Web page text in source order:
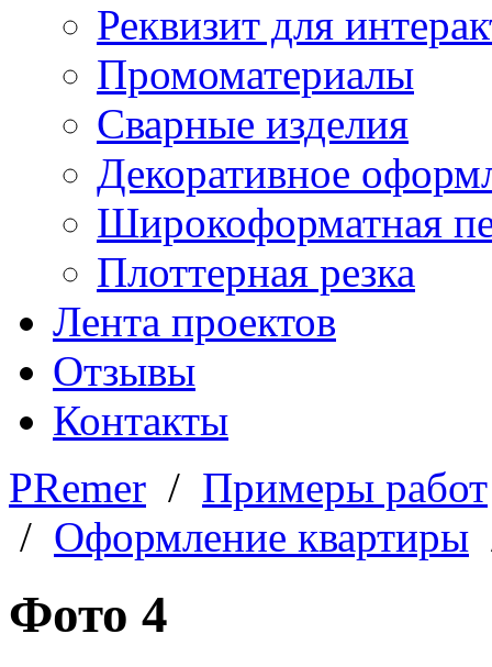
Реквизит для
Промоматериалы
Сварные изделия
Декоративное
Широкоформатная
Плоттерная резка
Лента проектов
Отзывы
Контакты
PRemer / Примеры работ
/ Оформление квартиры
Фото 4